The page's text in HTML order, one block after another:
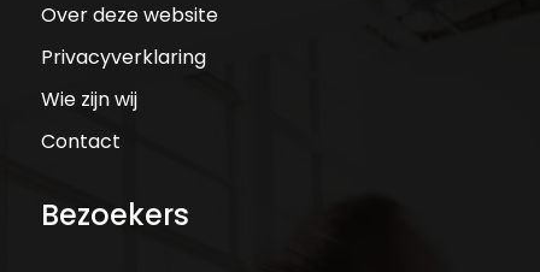
Over deze website
Privacyverklaring
Wie zijn wij
Contact
Bezoekers